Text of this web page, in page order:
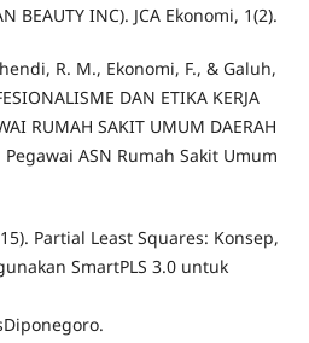
BEAUTY INC). JCA Ekonomi, 1(2).
R. M., Ekonomi, F., & Galuh,
DAN ETIKA KERJA
RUMAH SAKIT UMUM DAERAH
ASN Rumah Sakit Umum
Partial Least Squares: Konsep,
SmartPLS 3.0 untuk